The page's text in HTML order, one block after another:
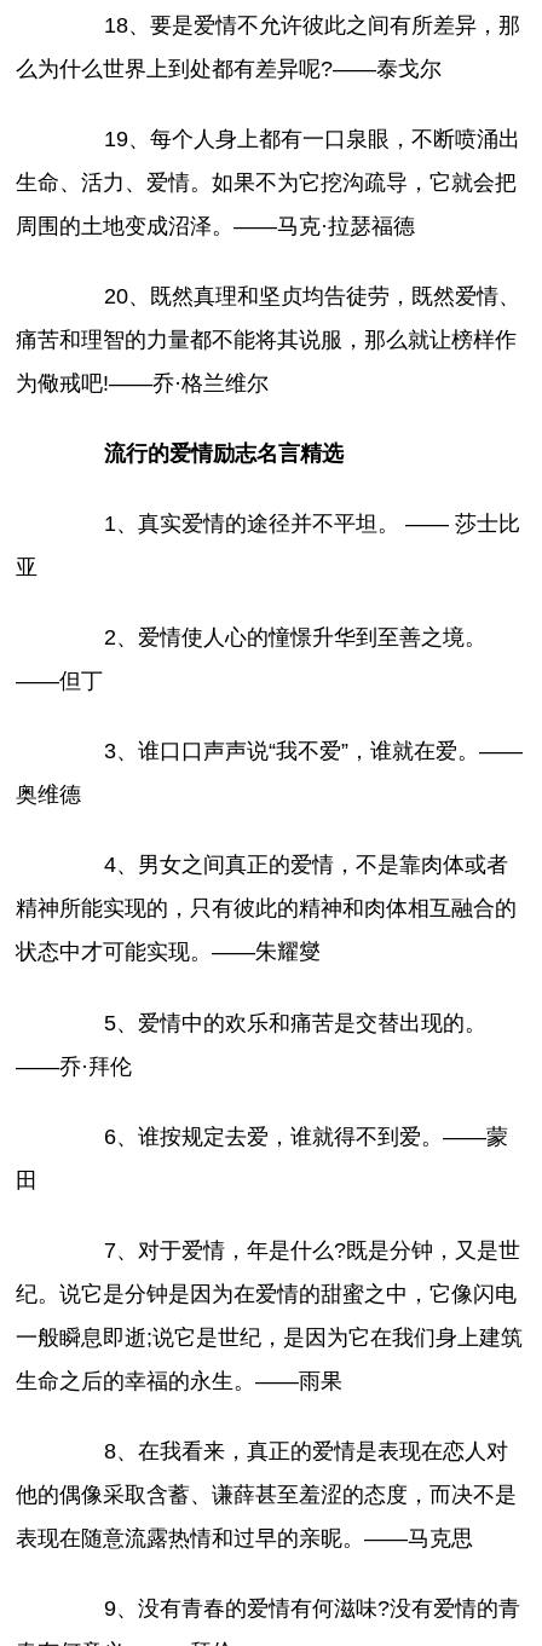
18、要是爱情不允许彼此之间有所差异，那
么为什么世界上到处都有差异呢?——泰戈尔
19、每个人身上都有一口泉眼，不断喷涌出
生命、活力、爱情。如果不为它挖沟疏导，它就会把
周围的土地变成沼泽。——马克·拉瑟福德
20、既然真理和坚贞均告徒劳，既然爱情、
痛苦和理智的力量都不能将其说服，那么就让榜样作
为儆戒吧!——乔·格兰维尔
流行的爱情励志名言精选
1、真实爱情的途径并不平坦。 —— 莎士比
亚
2、爱情使人心的憧憬升华到至善之境。
——但丁
3、谁口口声声说“我不爱”，谁就在爱。——
奥维德
4、男女之间真正的爱情，不是靠肉体或者
精神所能实现的，只有彼此的精神和肉体相互融合的
状态中才可能实现。——朱耀燮
5、爱情中的欢乐和痛苦是交替出现的。
——乔·拜伦
6、谁按规定去爱，谁就得不到爱。——蒙
田
7、对于爱情，年是什么?既是分钟，又是世
纪。说它是分钟是因为在爱情的甜蜜之中，它像闪电
一般瞬息即逝;说它是世纪，是因为它在我们身上建筑
生命之后的幸福的永生。——雨果
8、在我看来，真正的爱情是表现在恋人对
他的偶像采取含蓄、谦薛甚至羞涩的态度，而决不是
表现在随意流露热情和过早的亲昵。——马克思
9、没有青春的爱情有何滋味?没有爱情的青